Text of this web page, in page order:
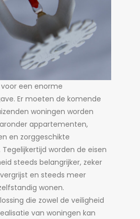
een enorme
Er moeten de komende
woningen worden
appartementen,
en zorggeschikte
worden de eisen
steeds belangrijker, zeker
en steeds meer
wonen.
die zowel de veiligheid
van woningen kan